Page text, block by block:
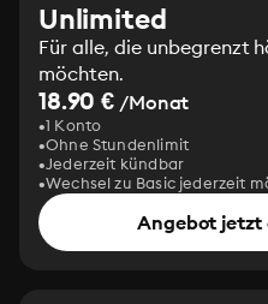
Unlimited
Für alle, die unbegrenzt
möchten.
18.90 € /Monat
1 Konto
Ohne Stundenlimit
Jederzeit kündbar
Wechsel zu Basic jederzeit
Angebot jetzt